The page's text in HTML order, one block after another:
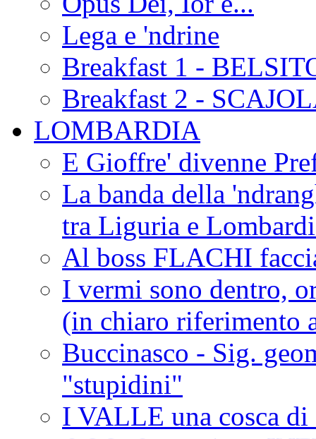
Lega e 'ndrine
Breakfast 1 -
Breakfast 2 -
LOMBARDIA
E Gioffre' divenne
La banda della
tra Liguria e
Al boss FLACHI
I vermi sono dentro,
(in chiaro riferimento
Buccinasco - Sig.
"stupidini"
I VALLE una cosca